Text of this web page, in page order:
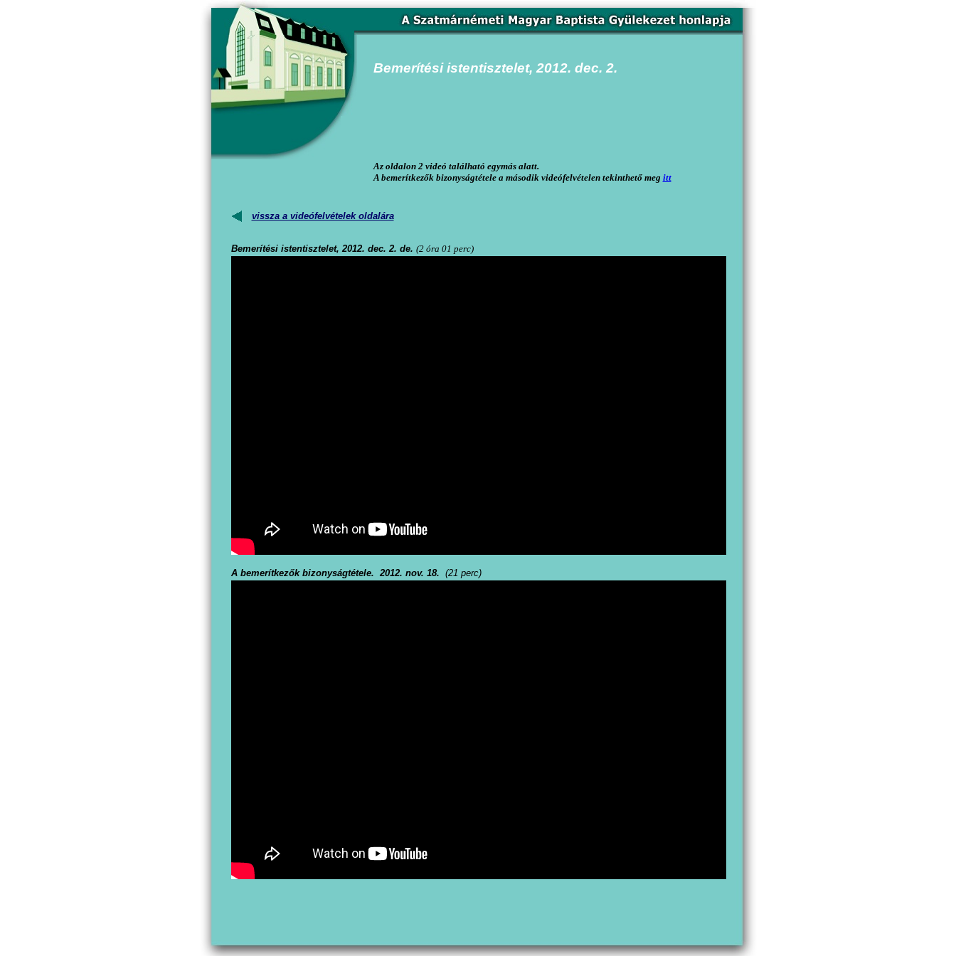
Bemerítési istentisztelet, 2012. dec. 2.
Az oldalon 2 videó található egymás alatt.
A bemerítkezők bizonyságtétele a második videófelvételen tekinthető meg itt
vissza a videófelvételek oldalára
Bemerítési istentisztelet, 2012. dec. 2. de. (2 óra 01 perc)
A bemerítkezők bizonyságtétele. 2012. nov. 18. (21 perc)